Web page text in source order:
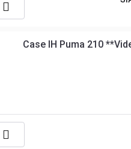
Case IH Puma 210